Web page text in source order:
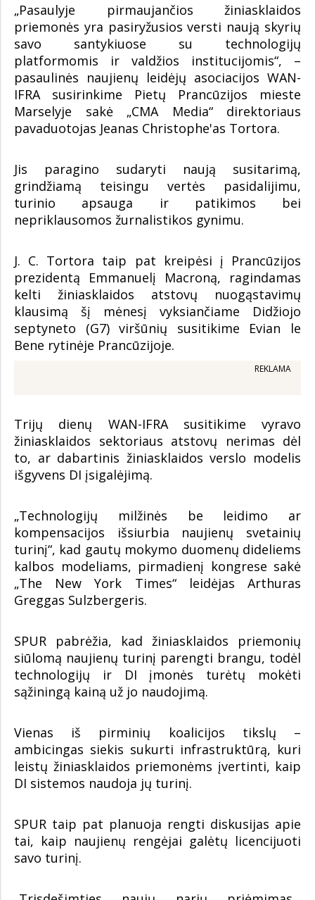
„Pasaulyje pirmaujančios žiniasklaidos
priemonės yra pasiryžusios versti naują skyrių
savo santykiuose su technologijų
platformomis ir valdžios institucijomis“, –
pasaulinės naujienų leidėjų asociacijos WAN-
IFRA susirinkime Pietų Prancūzijos mieste
Marselyje sakė „CMA Media“ direktoriaus
pavaduotojas Jeanas Christophe'as Tortora.
Jis paragino sudaryti naują susitarimą,
grindžiamą teisingu vertės pasidalijimu,
turinio apsauga ir patikimos bei
nepriklausomos žurnalistikos gynimu.
J. C. Tortora taip pat kreipėsi į Prancūzijos
prezidentą Emmanuelį Macroną, ragindamas
kelti žiniasklaidos atstovų nuogąstavimų
klausimą šį mėnesį vyksiančiame Didžiojo
septyneto (G7) viršūnių susitikime Evian le
Bene rytinėje Prancūzijoje.
REKLAMA
Trijų dienų WAN-IFRA susitikime vyravo
žiniasklaidos sektoriaus atstovų nerimas dėl
to, ar dabartinis žiniasklaidos verslo modelis
išgyvens DI įsigalėjimą.
„Technologijų milžinės be leidimo ar
kompensacijos išsiurbia naujienų svetainių
turinį“, kad gautų mokymo duomenų dideliems
kalbos modeliams, pirmadienį kongrese sakė
„The New York Times“ leidėjas Arthuras
Greggas Sulzbergeris.
SPUR pabrėžia, kad žiniasklaidos priemonių
siūlomą naujienų turinį parengti brangu, todėl
technologijų ir DI įmonės turėtų mokėti
sąžiningą kainą už jo naudojimą.
Vienas iš pirminių koalicijos tikslų –
ambicingas siekis sukurti infrastruktūrą, kuri
leistų žiniasklaidos priemonėms įvertinti, kaip
DI sistemos naudoja jų turinį.
SPUR taip pat planuoja rengti diskusijas apie
tai, kaip naujienų rengėjai galėtų licencijuoti
savo turinį.